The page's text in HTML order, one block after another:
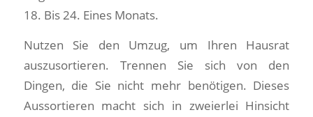
18. Bis 24. Eines Monats.
Nutzen Sie den Umzug, um Ihren Hausrat
auszusortieren. Trennen Sie sich von den
Dingen, die Sie nicht mehr benötigen. Dieses
Aussortieren macht sich in zweierlei Hinsicht